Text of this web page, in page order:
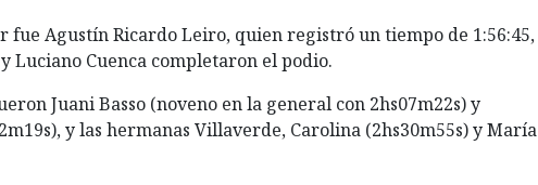
fue Agustín Ricardo Leiro, quien registró un tiempo de 1:56:45,
Luciano Cuenca completaron el podio.
Juani Basso (noveno en la general con 2hs07m22s) y
y las hermanas Villaverde, Carolina (2hs30m55s) y María